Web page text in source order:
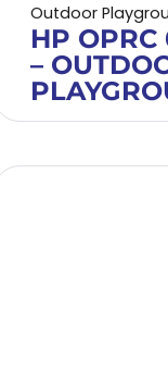
Outdoor
HP OPRC
–